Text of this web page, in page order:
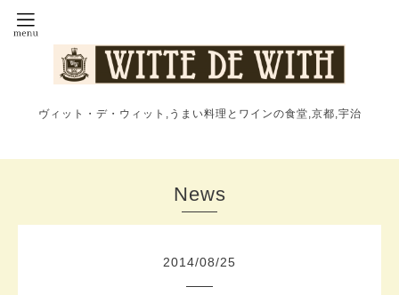
ヴィット・デ・ウィット,うまい料理とワインの食堂,京都,宇治
News
2014/08/25